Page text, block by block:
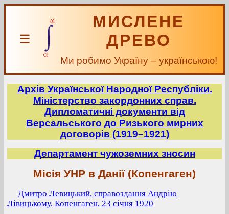
☰
МИСЛЕНЕ
ДРЕВО
Ми робимо Україну – українською!
Архів Української Народної Республіки.
Міністерство закордонних справ.
Дипломатичні документи від
Версальського до Ризького мирних
договорів (1919–1921)
Департамент чужоземних зносин
Місія УНР в Данії (Копенгаген)
Дмитро Левицький, справоздання Андрію
Лівицькому, Копенгаген, 23 січня 1920